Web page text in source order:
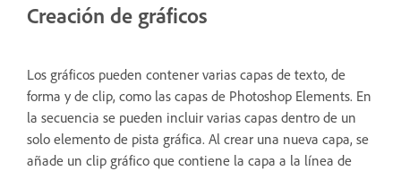
Creación de gráficos
Los gráficos pueden contener varias capas de texto, de
forma y de clip, como las capas de Photoshop Elements. En
la secuencia se pueden incluir varias capas dentro de un
solo elemento de pista gráfica. Al crear una nueva capa, se
añade un clip gráfico que contiene la capa a la línea de